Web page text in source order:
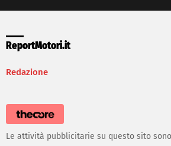
ReportMotori.it
Redazione
Le attività pubblicitarie su questo sito